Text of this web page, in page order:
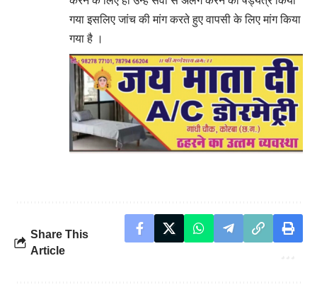
गया इसलिए जांच की मांग करते हुए वापसी के लिए मांग किया
गया है ।
Share This
Article